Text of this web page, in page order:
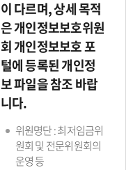
이 다르며, 상세 목적
은 개인정보보호위원
회 개인정보보호 포
털에 등록된 개인정
보 파일을 참조 바랍
니다.
위원명단 : 최저임금위
원회 및 전문위원회의
운영 등